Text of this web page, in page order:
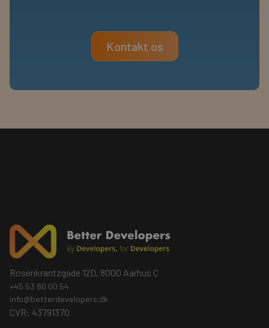
Kontakt os
Rosenkrantzgade 12D, 8000 Aarhus C
+45 53 80 00 54
info@betterdevelopers.dk
CVR: 43791370